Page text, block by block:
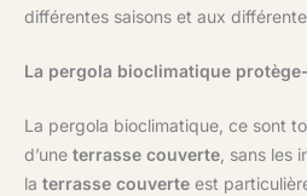
différentes saisons et aux
La pergola bioclimatique
La pergola bioclimatique, ce sont
d’une terrasse couverte , sans les
la terrasse couverte est